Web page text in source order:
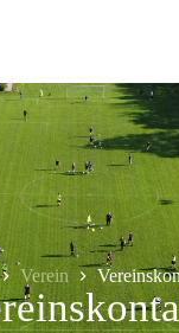
Verein